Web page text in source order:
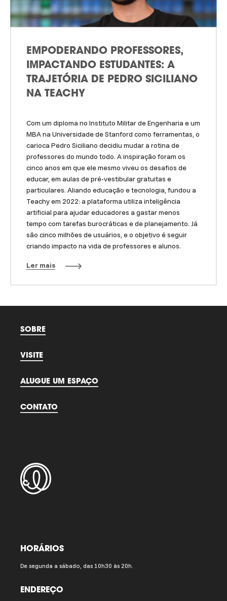
EMPODERANDO PROFESSORES,
IMPACTANDO ESTUDANTES: A
TRAJETÓRIA DE PEDRO SICILIANO
NA TEACHY
Com um diploma no Instituto Militar de Engenharia e um
MBA na Universidade de Stanford como ferramentas, o
carioca Pedro Siciliano decidiu mudar a rotina de
professores do mundo todo. A inspiração foram os
cinco anos em que ele mesmo viveu os desafios de
educar, em aulas de pré-vestibular gratuitas e
particulares. Aliando educação e tecnologia, fundou a
Teachy em 2022: a plataforma utiliza inteligência
artificial para ajudar educadores a gastar menos
tempo com tarefas burocráticas e de planejamento. Já
são cinco milhões de usuários, e o objetivo é seguir
criando impacto na vida de professores e alunos.
Ler mais
SOBRE
VISITE
ALUGUE UM ESPAÇO
CONTATO
HORÁRIOS
De segunda a sábado, das 10h30 às 20h.
ENDEREÇO